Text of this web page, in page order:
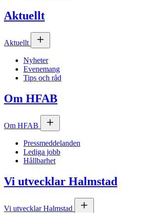
Aktuellt
Aktuellt
Nyheter
Evenemang
Tips och råd
Om HFAB
Om HFAB
Pressmeddelanden
Lediga jobb
Hållbarhet
Vi utvecklar Halmstad
Vi utvecklar Halmstad